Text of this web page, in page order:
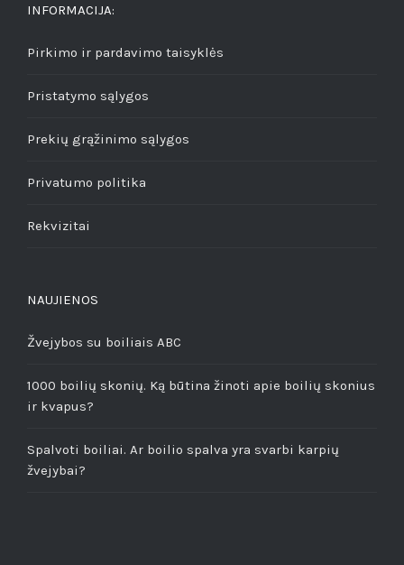
INFORMACIJA:
Pirkimo ir pardavimo taisyklės
Pristatymo sąlygos
Prekių grąžinimo sąlygos
Privatumo politika
Rekvizitai
NAUJIENOS
Žvejybos su boiliais ABC
1000 boilių skonių. Ką būtina žinoti apie boilių skonius
ir kvapus?
Spalvoti boiliai. Ar boilio spalva yra svarbi karpių
žvejybai?